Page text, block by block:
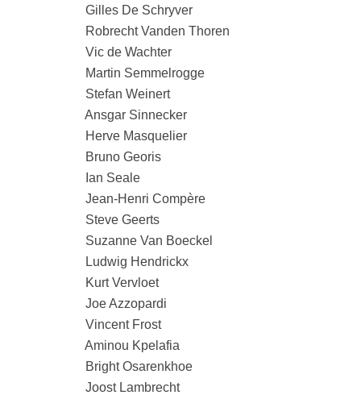
Gilles De Schryver
Robrecht Vanden Thoren
Vic de Wachter
Martin Semmelrogge
Stefan Weinert
Ansgar Sinnecker
Herve Masquelier
Bruno Georis
Ian Seale
Jean-Henri Compère
Steve Geerts
Suzanne Van Boeckel
Ludwig Hendrickx
Kurt Vervloet
Joe Azzopardi
Vincent Frost
Aminou Kpelafia
Bright Osarenkhoe
Joost Lambrecht